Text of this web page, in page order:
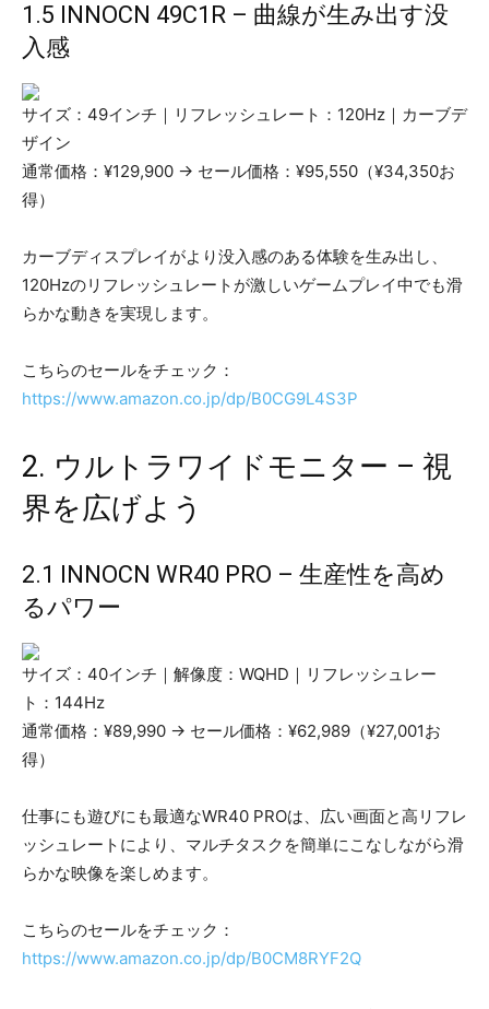
1.5 INNOCN 49C1R – 曲線が生み出す没
入感
サイズ：49インチ｜リフレッシュレート：120Hz｜カーブデ
ザイン
通常価格：¥129,900 → セール価格：¥95,550（¥34,350お
得）
カーブディスプレイがより没入感のある体験を生み出し、
120Hzのリフレッシュレートが激しいゲームプレイ中でも滑
らかな動きを実現します。
こちらのセールをチェック：
https://www.amazon.co.jp/dp/B0CG9L4S3P
2. ウルトラワイドモニター – 視
界を広げよう
2.1 INNOCN WR40 PRO – 生産性を高め
るパワー
サイズ：40インチ｜解像度：WQHD｜リフレッシュレー
ト：144Hz
通常価格：¥89,990 → セール価格：¥62,989（¥27,001お
得）
仕事にも遊びにも最適なWR40 PROは、広い画面と高リフレ
ッシュレートにより、マルチタスクを簡単にこなしながら滑
らかな映像を楽しめます。
こちらのセールをチェック：
https://www.amazon.co.jp/dp/B0CM8RYF2Q